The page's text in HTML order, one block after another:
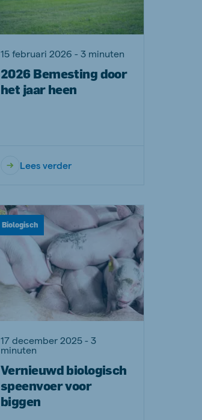
15 februari 2026 - 3 minuten
2026 Bemesting door
het jaar heen
Lees verder
Biologisch
17 december 2025 - 3
minuten
Vernieuwd biologisch
speenvoer voor
biggen